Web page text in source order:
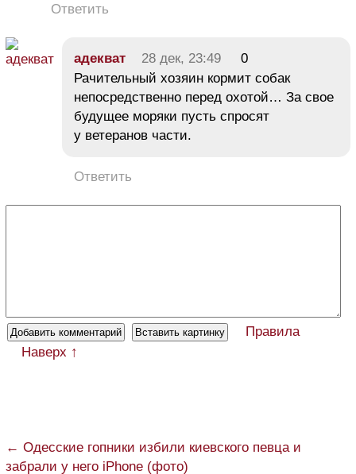
Ответить
адекват 28 дек, 23:49
0
Рачительный хозяин кормит собак
непосредственно перед охотой… За свое
будущее моряки пусть спросят
у ветеранов части.
Ответить
Правила
Наверх ↑
← Одесские гопники избили киевского певца и
забрали у него iPhone (фото)